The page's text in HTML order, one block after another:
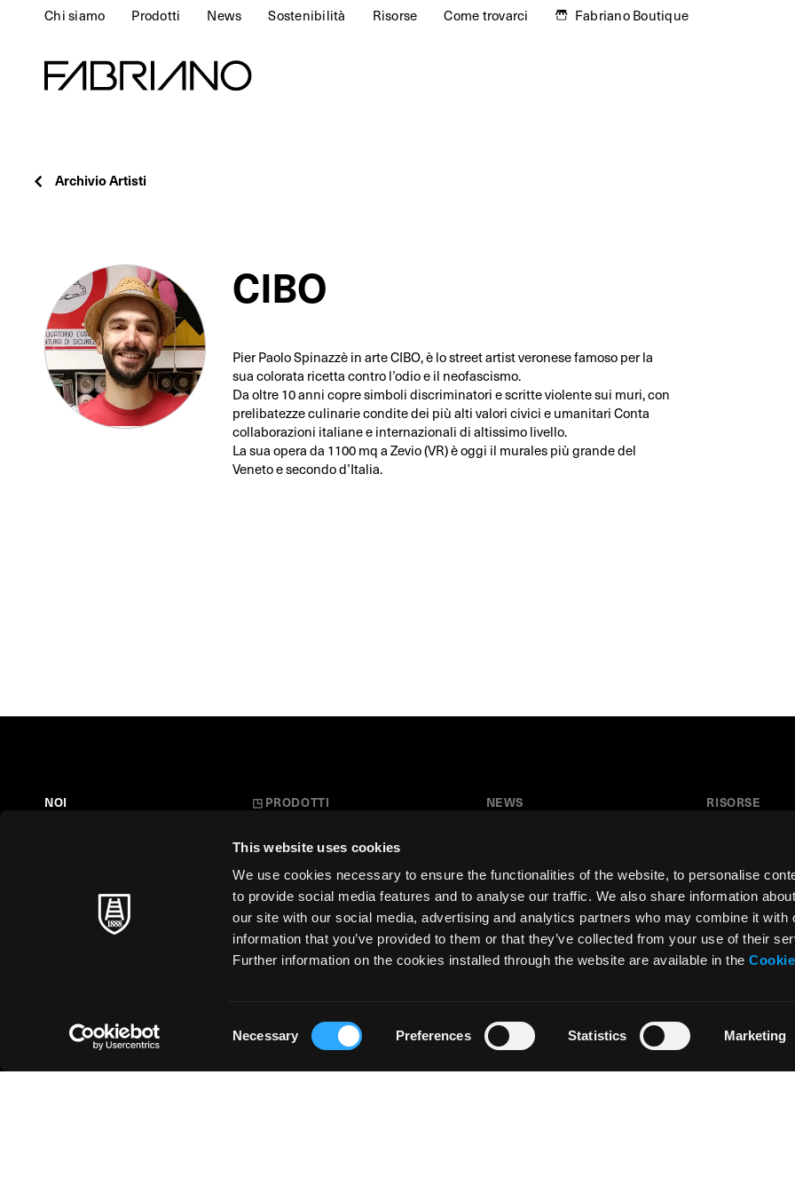
This website uses cookies
We use cookies necessary to ensure the functionalities of the website, to personalise
to provide social media features and to analyse our traffic. We also share information
our site with our social media, advertising and analytics partners who may combine it with
information that you’ve provided to them or that they’ve collected from your use of their
Further information on the cookies installed through the website are available in the
Necessary Preferences Statistics Marketing
Chi siamo Prodotti News Sostenibilità Risorse Come trovarci Fabriano Boutique
Archivio Artisti
CIBO
Pier Paolo Spinazzè in arte CIBO, è lo street artist veronese famoso per la
sua colorata ricetta contro l’odio e il neofascismo.
Da oltre 10 anni copre simboli discriminatori e scritte violente sui muri, con
prelibatezze culinarie condite dei più alti valori civici e umanitari Conta
collaborazioni italiane e internazionali di altissimo livello.
La sua opera da 1100 mq a Zevio (VR) è oggi il murales più grande del
Veneto e secondo d’Italia.
NOI
MAESTRI SENZA TEMPO
◳ PRODOTTI
Carte Creative
Cartoleria
Stampa d'Arte
NEWS
Collaborazioni
Festival del Disegno
Residenza d’artista
RISORSE
Download
Area